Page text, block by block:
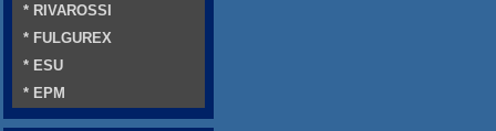
* RIVAROSSI
* FULGUREX
* ESU
* EPM